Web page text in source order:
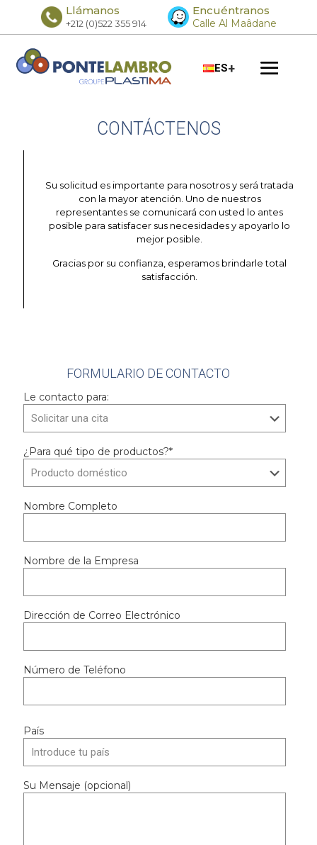
Llámanos
+212 (0)522 355 914
Encuéntranos
Calle Al Maâdane
ES+
CONTÁCTENOS
Su solicitud es importante para nosotros y será tratada
con la mayor atención. Uno de nuestros
representantes se comunicará con usted lo antes
posible para satisfacer sus necesidades y apoyarlo lo
mejor posible.
Gracias por su confianza, esperamos brindarle total
satisfacción.
FORMULARIO DE CONTACTO
Le contacto para:
¿Para qué tipo de productos?*
Nombre Completo
Nombre de la Empresa
Dirección de Correo Electrónico
Número de Teléfono
País
Su Mensaje (opcional)